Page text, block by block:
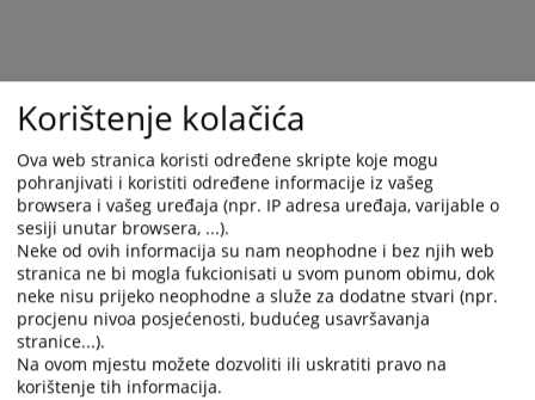
Trenutno nema vijesti
Korištenje kolačića
Ova web stranica koristi određene skripte koje mogu
pohranjivati i koristiti određene informacije iz vašeg
browsera i vašeg uređaja (npr. IP adresa uređaja, varijable o
sesiji unutar browsera, ...).
Neke od ovih informacija su nam neophodne i bez njih web
stranica ne bi mogla fukcionisati u svom punom obimu, dok
neke nisu prijeko neophodne a služe za dodatne stvari (npr.
procjenu nivoa posjećenosti, budućeg usavršavanja
stranice...).
Na ovom mjestu možete dozvoliti ili uskratiti pravo na
korištenje tih informacija.